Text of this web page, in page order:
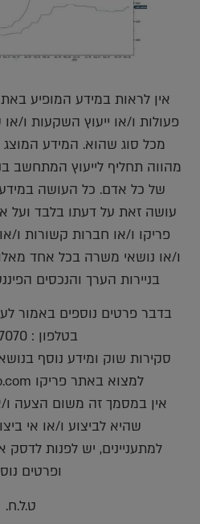
אין לראות במידע המופיע
פעולות ו/או ייעוץ השקעות ו/
מכל סוג שהוא. המידע המוצג
מהווה תחליף לייעוץ המתחשב
של כל אדם. כל העושה
עושה זאת על דעתו בלבד ועל
פריקו ו/או חברות קשורות ו/או
ו/או נושאי משרה בכל אחד מאלו,
בניירות הערך והנכסים
בדבר פרטים נוספים באמור
בטלפון : 036167070
סקירות שוק ומידע נוסף
למצוא באתר פריקו http://www.prico.com
אין במסמך זה משום הצעה ו/
שהיא לביצוע ו/או אי
למתעניינים, יש לפנות
ופרטים
ט.ל.ח.